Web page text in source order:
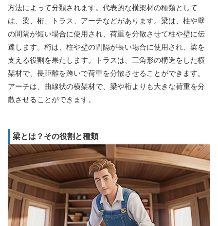
方法によって分類されます。代表的な横架材の種類として
は、梁、桁、トラス、アーチなどがあります。梁は、柱や壁
の間隔が短い場合に使用され、荷重を分散させて柱や壁に伝
達します。桁は、柱や壁の間隔が長い場合に使用され、梁を
支える役割を果たします。トラスは、三角形の構造をした横
架材で、長距離を跨いで荷重を分散させることができます。
アーチは、曲線状の横架材で、梁や桁よりも大きな荷重を分
散させることができます。
梁とは？その役割と種類